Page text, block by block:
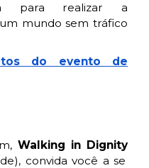
para realizar a
mundo sem tráfico
do evento de
Walking in Dignity
convida você a se